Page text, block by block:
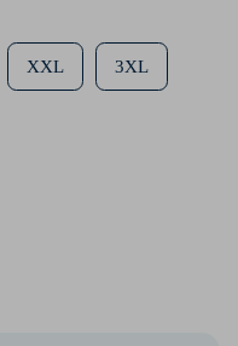
XXL 3XL